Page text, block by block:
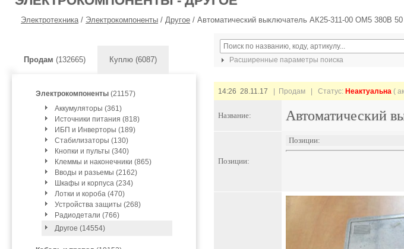
Электротехника/ Электрокомпоненты / Другое / Автоматический выключатель АК25-311-00 ОМ5 380В
Продам (132665) Куплю (6087)
Электрокомпоненты (21157)
Аккумуляторы (361)
Источники питания (818)
ИБП и Инверторы (189)
Стабилизаторы (130)
Кнопки и пульты (340)
Клеммы и наконечники (865)
Вводы и разьемы (2162)
Шкафы и корпуса (234)
Лотки и короба (470)
Устройства защиты (268)
Радиодетали (766)
Другое (14554)
Расширенные параметры поиска
14:26 28.11.17 | Продам | Статус: Неактуальна (
Название: Автоматический
Позиции:
Позиции: